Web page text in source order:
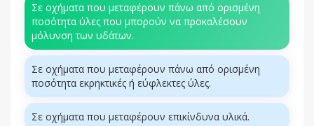
Σε οχήματα που μεταφέρουν πάνω από ορισμένη
ποσότητα ύλες που μπορούν να προκαλέσουν
μόλυνση των υδάτων.
Σε οχήματα που μεταφέρουν πάνω από ορισμένη
ποσότητα εκρηκτικές ή εύφλεκτες ύλες.
Σε οχήματα που μεταφέρουν επικίνδυνα υλικά.